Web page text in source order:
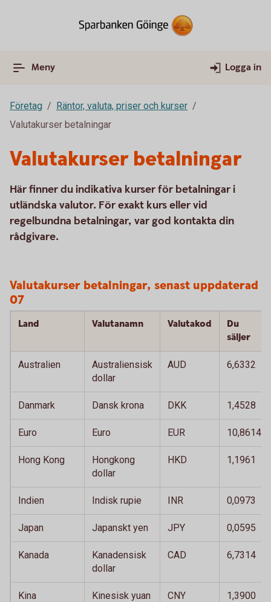
Meny Logga in
Företag
Räntor, valuta, priser och kurser
Valutakurser betalningar
Valutakurser betalningar
Här finner du indikativa kurser för betalningar i
utländska valutor. För exakt kurs eller vid
regelbundna betalningar, var god kontakta din
rådgivare.
Valutakurser betalningar, senast uppdaterad
07
Land Valutanamn Valutakod
Du
säljer
Australien
Australiensisk
dollar
AUD 6,6332
Danmark Dansk krona DKK 1,4528
Euro Euro EUR 10,8614
Hong Kong
Hongkong
dollar
HKD 1,1961
Indien Indisk rupie INR 0,0973
Japan Japanskt yen JPY 0,0595
Kanada
Kanadensisk
dollar
CAD 6,7314
Kina Kinesisk yuan CNY 1,3900